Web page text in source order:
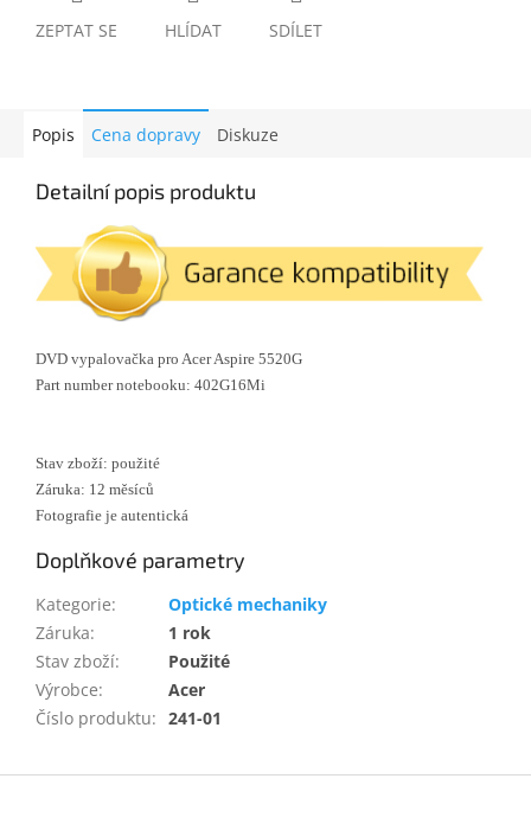
ZEPTAT SE HLÍDAT SDÍLET
Popis Cena dopravy Diskuze
Detailní popis produktu
DVD vypalovačka pro Acer Aspire 5520G
Part number notebooku: 402G16Mi
Stav zboží: použité
Záruka: 12 měsíců
Fotografie je autentická
Doplňkové parametry
Kategorie:
Optické mechaniky
Záruka:
1 rok
Stav zboží:
Použité
Výrobce:
Acer
Číslo produktu: 241-01